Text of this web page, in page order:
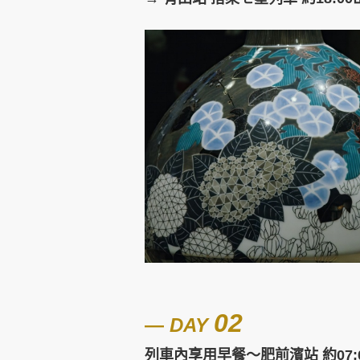
― DAY 02
列車內享用早餐～肥前濱站 約